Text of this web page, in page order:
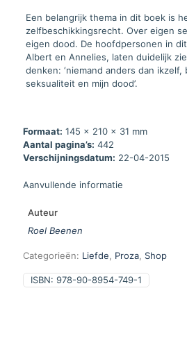
Een belangrijk thema in dit boek is
zelfbeschikkingsrecht. Over eigen
eigen dood. De hoofdpersonen in
Albert en Annelies, laten duidelijk
denken: ‘niemand anders dan
seksualiteit en mijn dood’.
Formaat: 145 x 210 x 31 mm
Aantal pagina’s: 442
Verschijningsdatum: 22-04-2015
Aanvullende informatie
Auteur
Roel Beenen
Categorieën: Liefde Proza Shop
ISBN: 978-90-8954-749-1